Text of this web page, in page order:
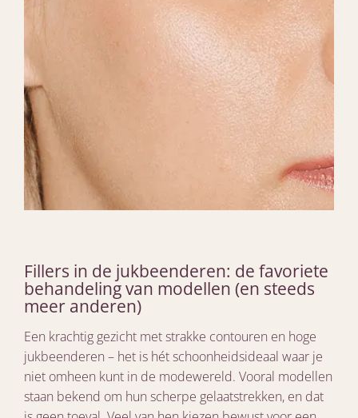
Fillers in de jukbeenderen: de favoriete
behandeling van modellen (en steeds
meer anderen)
Een krachtig gezicht met strakke contouren en hoge
jukbeenderen – het is hét schoonheidsideaal waar je
niet omheen kunt in de modewereld. Vooral modellen
staan bekend om hun scherpe gelaatstrekken, en dat